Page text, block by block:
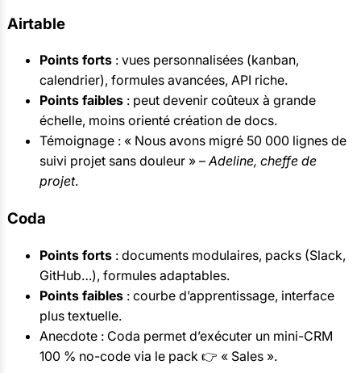
Airtable
Points forts: vues personnalisées (kanban,
calendrier), formules avancées, API riche.
Points faibles: peut devenir coûteux à grande
échelle, moins orienté création de docs.
Témoignage : « Nous avons migré 50 000 lignes de
suivi projet sans douleur » –Adeline, cheffe de
projet.
Coda
Points forts: documents modulaires, packs (Slack,
GitHub…), formules adaptables.
Points faibles: courbe d’apprentissage, interface
plus textuelle.
Anecdote : Coda permet d’exécuter un mini-CRM
100 % no-code via le pack 👉 « Sales ».